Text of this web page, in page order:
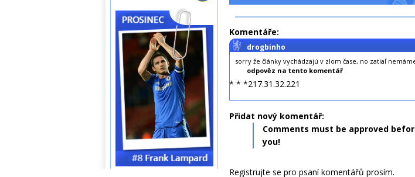
Komentáře:
drogbinho
sorry že články vychádzajú v zlom čase, no zatiaľ
odpověz na tento komentář
* * *217.31.32.221
Přidat nový komentář:
Comments must be approved
you!
Registrujte se pro psaní komentářů prosím.